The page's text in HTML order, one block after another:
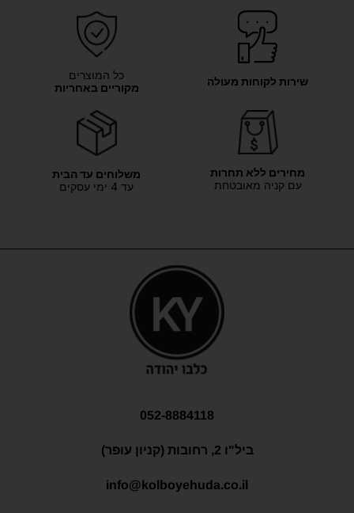
שירות לקוחות מעולה
כל המוצרים
מקוריים באחריות
מחירים ללא תחרות
עם קניה מאובטחת
משלוחים עד הבית
עד 4 ימי עסקים
052-8884118
ביל"ו 2, רחובות (קניון עופר)
info@kolboyehuda.co.il